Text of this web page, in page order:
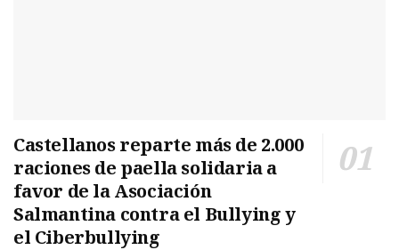
Castellanos reparte más de 2.000
raciones de paella solidaria a
favor de la Asociación
Salmantina contra el Bullying y
el Ciberbullying